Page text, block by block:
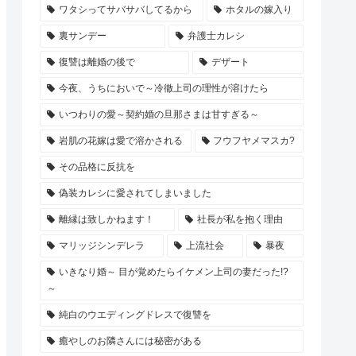
ワタシってサバサバしてるから ホタルの嫁入り
裏サンデー 弁護士カレシ
復讐は離婚の後で デザート
今夜、うちにおいで～冷徹上司の理性が溶けたら
いつわりの愛～契約婚の旦那さまは甘すぎる～
岩肌の花嫁は愛で溶かされる フウフヤメマスカ?
その品格に反抗を
偽装カレシに愛されてしまいました
離縁は致しかねます！ 社長が私を抱く理由
マリッジシンデレラ 上流社会 暴夜
いきなり婚～ 目が覚めたらイケメン上司の妻だった!?
～
純白のウエディングドレスで復讐を
癒やしのお隣さんには秘密がある